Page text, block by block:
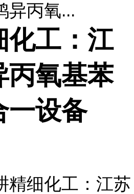
异丙氧...
化工：江
丙氧基苯
一设备
精细化工：江苏